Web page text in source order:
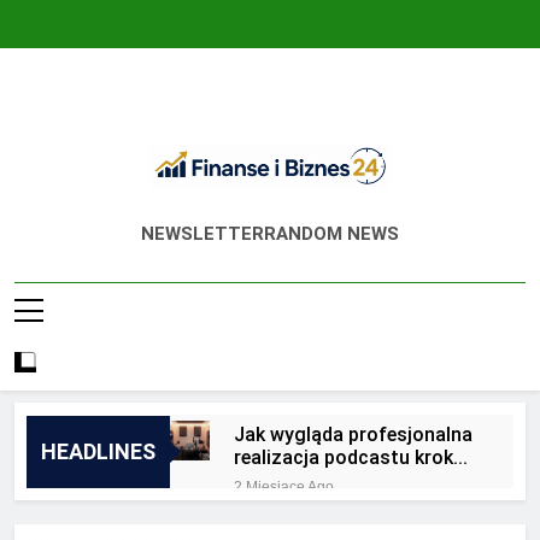
Finanse I Biznes
24
Jak Zadbać O Własne Finanse? Fachowa
NEWSLETTERRANDOM NEWS
HEADLINES
Jak wygląda profesjonalna
realizacja podcastu krok
po kroku?
2 Miesiące Ago